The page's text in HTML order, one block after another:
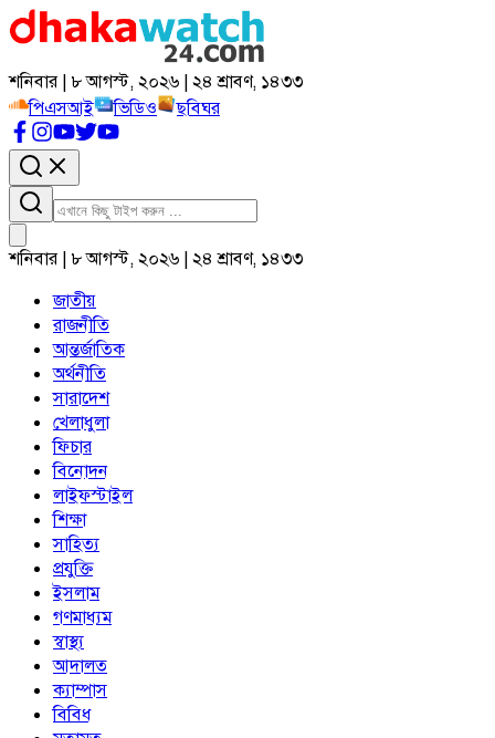
শনিবার | ৮ আগস্ট, ২০২৬ | ২৪ শ্রাবণ, ১৪৩৩
পিএসআই
ভিডিও ছবিঘর
শনিবার | ৮ আগস্ট, ২০২৬ | ২৪ শ্রাবণ, ১৪৩৩
জাতীয়
রাজনীতি
আন্তর্জাতিক
অর্থনীতি
সারাদেশ
খেলাধুলা
ফিচার
বিনোদন
লাইফস্টাইল
শিক্ষা
সাহিত্য
প্রযুক্তি
ইসলাম
গণমাধ্যম
স্বাস্থ্য
আদালত
ক্যাম্পাস
বিবিধ